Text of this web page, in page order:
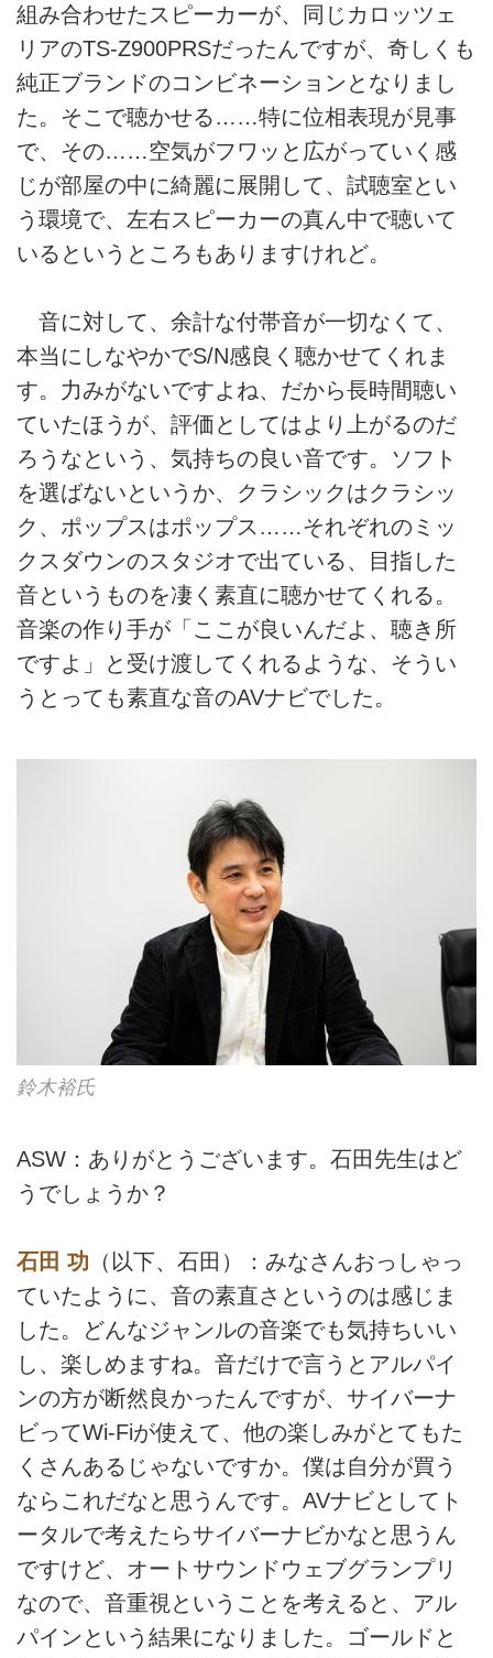
組み合わせたスピーカーが、同じカロッツェ
リアのTS-Z900PRSだったんですが、奇しくも
純正ブランドのコンビネーションとなりまし
た。そこで聴かせる……特に位相表現が見事
で、その……空気がフワッと広がっていく感
じが部屋の中に綺麗に展開して、試聴室とい
う環境で、左右スピーカーの真ん中で聴いて
いるというところもありますけれど。
音に対して、余計な付帯音が一切なくて、
本当にしなやかでS/N感良く聴かせてくれま
す。力みがないですよね、だから長時間聴い
ていたほうが、評価としてはより上がるのだ
ろうなという、気持ちの良い音です。ソフト
を選ばないというか、クラシックはクラシッ
ク、ポップスはポップス……それぞれのミッ
クスダウンのスタジオで出ている、目指した
音というものを凄く素直に聴かせてくれる。
音楽の作り手が「ここが良いんだよ、聴き所
ですよ」と受け渡してくれるような、そうい
うとっても素直な音のAVナビでした。
鈴木裕氏
ASW：ありがとうございます。石田先生はど
うでしょうか？
石田 功 （以下、石田）：みなさんおっしゃっ
ていたように、音の素直さというのは感じま
した。どんなジャンルの音楽でも気持ちいい
し、楽しめますね。音だけで言うとアルパイ
ンの方が断然良かったんですが、サイバーナ
ビってWi-Fiが使えて、他の楽しみがとてもた
くさんあるじゃないですか。僕は自分が買う
ならこれだなと思うんです。AVナビとしてト
ータルで考えたらサイバーナビかなと思うん
ですけど、オートサウンドウェブグランプリ
なので、音重視ということを考えると、アル
パインという結果になりました。ゴールドと